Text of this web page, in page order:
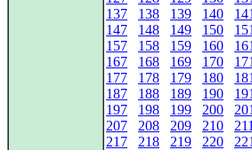
137
138 139 140 141
147
148 149 150 151
157
158 159 160 161
167
168 169 170 171
177
178 179 180 181
187
188 189 190 191
197
198 199 200 201
207
208 209 210 211
217
218 219 220 221